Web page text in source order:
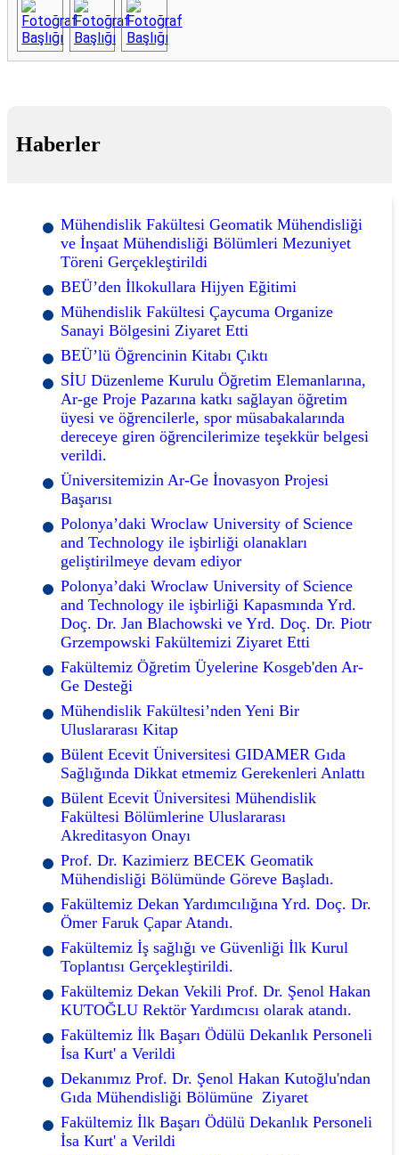
Haberler
Mühendislik Fakültesi Geomatik Mühendisliği
ve İnşaat Mühendisliği Bölümleri Mezuniyet
Töreni Gerçekleştirildi
BEÜ’den İlkokullara Hijyen Eğitimi
Mühendislik Fakültesi Çaycuma Organize
Sanayi Bölgesini Ziyaret Etti
BEÜ’lü Öğrencinin Kitabı Çıktı
SİU Düzenleme Kurulu Öğretim Elemanlarına,
Ar-ge Proje Pazarına katkı sağlayan öğretim
üyesi ve öğrencilerle, spor müsabakalarında
dereceye giren öğrencilerimize teşekkür belgesi
verildi.
Üniversitemizin Ar-Ge İnovasyon Projesi
Başarısı
Polonya’daki Wroclaw University of Science
and Technology ile işbirliği olanakları
geliştirilmeye devam ediyor
Polonya’daki Wroclaw University of Science
and Technology ile işbirliği Kapasmında Yrd.
Doç. Dr. Jan Blachowski ve Yrd. Doç. Dr. Piotr
Grzempowski Fakültemizi Ziyaret Etti
Fakültemiz Öğretim Üyelerine Kosgeb'den Ar-
Ge Desteği
Mühendislik Fakültesi’nden Yeni Bir
Uluslararası Kitap
Bülent Ecevit Üniversitesi GIDAMER Gıda
Sağlığında Dikkat etmemiz Gerekenleri Anlattı
Bülent Ecevit Üniversitesi Mühendislik
Fakültesi Bölümlerine Uluslararası
Akreditasyon Onayı
Prof. Dr. Kazimierz BECEK Geomatik
Mühendisliği Bölümünde Göreve Başladı.
Fakültemiz Dekan Yardımcılığına Yrd. Doç. Dr.
Ömer Faruk Çapar Atandı.
Fakültemiz İş sağlığı ve Güvenliği İlk Kurul
Toplantısı Gerçekleştirildi.
Fakültemiz Dekan Vekili Prof. Dr. Şenol Hakan
KUTOĞLU Rektör Yardımcısı olarak atandı.
Fakültemiz İlk Başarı Ödülü Dekanlık Personeli
İsa Kurt' a Verildi
Dekanımız Prof. Dr. Şenol Hakan Kutoğlu'ndan
Gıda Mühendisliği Bölümüne Ziyaret
Fakültemiz İlk Başarı Ödülü Dekanlık Personeli
İsa Kurt' a Verildi